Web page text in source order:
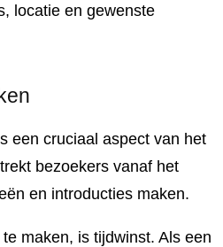
locatie en gewenste
een cruciaal aspect van het
bezoekers vanaf het
en introducties maken.
maken, is tijdwinst. Als een